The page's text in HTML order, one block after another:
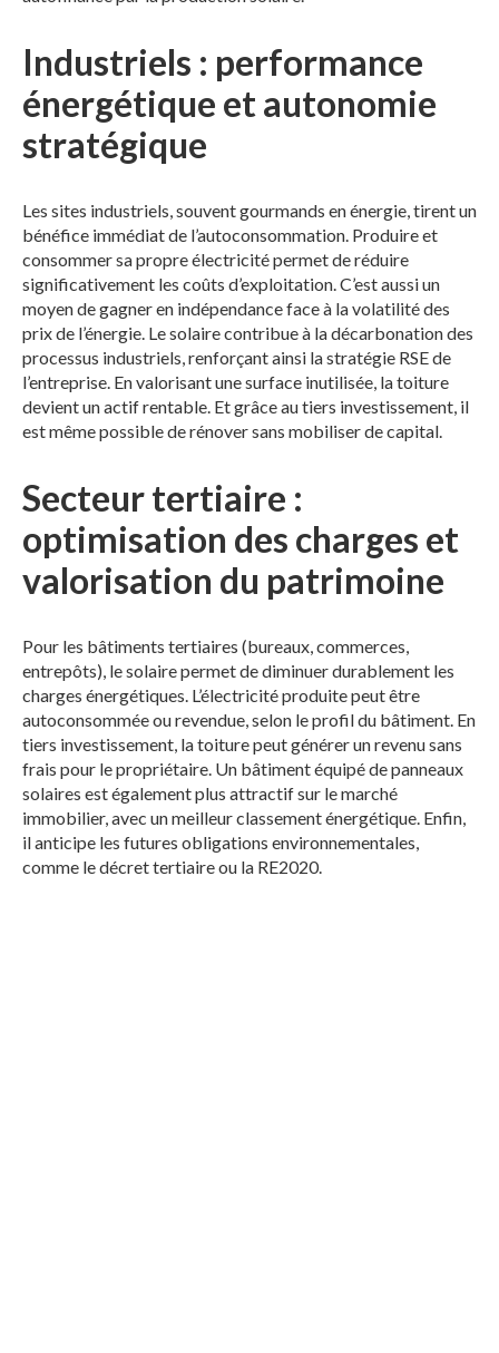
Industriels : performance
énergétique et autonomie
stratégique
Les sites industriels, souvent gourmands en énergie, tirent un
bénéfice immédiat de l’autoconsommation. Produire et
consommer sa propre électricité permet de réduire
significativement les coûts d’exploitation. C’est aussi un
moyen de gagner en indépendance face à la volatilité des
prix de l’énergie. Le solaire contribue à la décarbonation des
processus industriels, renforçant ainsi la stratégie RSE de
l’entreprise. En valorisant une surface inutilisée, la toiture
devient un actif rentable. Et grâce au tiers investissement, il
est même possible de rénover sans mobiliser de capital.
Secteur tertiaire :
optimisation des charges et
valorisation du patrimoine
Pour les bâtiments tertiaires (bureaux, commerces,
entrepôts), le solaire permet de diminuer durablement les
charges énergétiques. L’électricité produite peut être
autoconsommée ou revendue, selon le profil du bâtiment. En
tiers investissement, la toiture peut générer un revenu sans
frais pour le propriétaire. Un bâtiment équipé de panneaux
solaires est également plus attractif sur le marché
immobilier, avec un meilleur classement énergétique. Enfin,
il anticipe les futures obligations environnementales,
comme le décret tertiaire ou la RE2020.